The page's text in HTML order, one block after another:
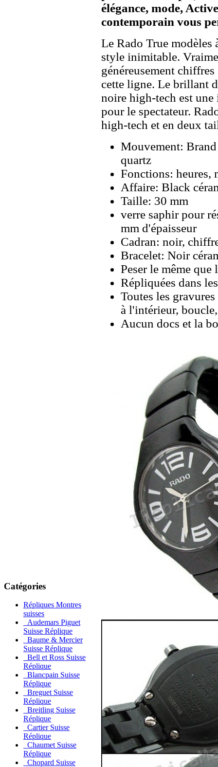
Catégories
Répliques Montres
suisses
Audemars Piguet
Suisse Réplique
Baume & Mercier
Suisse Réplique
Bell et Ross Suisse
Réplique
Blancpain Suisse
Réplique
Breguet Suisse
Réplique
Breitling Suisse
Réplique
Cartier Suisse
Réplique
Chaumet Suisse
Réplique
Chopard Suisse
élégance, mode,
contemporain vous
Le Rado True modèles
style inimitable.
généreusement
cette ligne. Le brillant
noire high-tech est
pour le spectateur.
high-tech et en deux
Mouvement:
quartz
Fonctions: heures,
Affaire: Black
Taille: 30 mm
verre saphir pour
mm d'épaisseur
Cadran: noir,
Bracelet: Noir
Peser le même
Répliquées dans
Toutes les
à l'intérieur,
Aucun docs et la